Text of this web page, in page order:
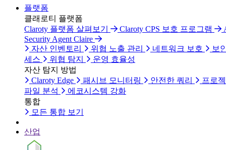
플랫폼
클래로티 플랫폼
Claroty 플랫폼 살펴보기
Claroty CPS 보호 프로그램
Security Agent Claire
자산 인벤토리
위협 노출 관리 네트워크 보호
보
세스
위협 탐지
운영 효율성
자산 탐지 방법
Claroty Edge
패시브 모니터링 안전한 쿼리
프로
파일 분석
에코시스템 강화
통합
모든 통합 보기
산업